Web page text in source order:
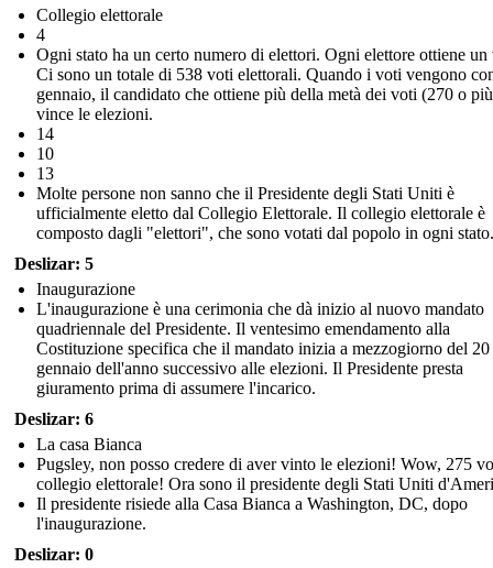
Collegio elettorale
4
Ogni stato ha un certo numero di elettori. Ogni elettore ottiene un
Ci sono un totale di 538 voti elettorali. Quando i voti vengono
gennaio, il candidato che ottiene più della metà dei voti (270 o
vince le elezioni.
14
10
13
Molte persone non sanno che il Presidente degli Stati Uniti è
ufficialmente eletto dal Collegio Elettorale. Il collegio elettorale è
composto dagli "elettori", che sono votati dal popolo in ogni stato.
Deslizar: 5
Inaugurazione
L'inaugurazione è una cerimonia che dà inizio al nuovo mandato
quadriennale del Presidente. Il ventesimo emendamento alla
Costituzione specifica che il mandato inizia a mezzogiorno del 20
gennaio dell'anno successivo alle elezioni. Il Presidente presta
giuramento prima di assumere l'incarico.
Deslizar: 6
La casa Bianca
Pugsley, non posso credere di aver vinto le elezioni! Wow, 275
collegio elettorale! Ora sono il presidente degli Stati Uniti
Il presidente risiede alla Casa Bianca a Washington, DC, dopo
l'inaugurazione.
Deslizar: 0